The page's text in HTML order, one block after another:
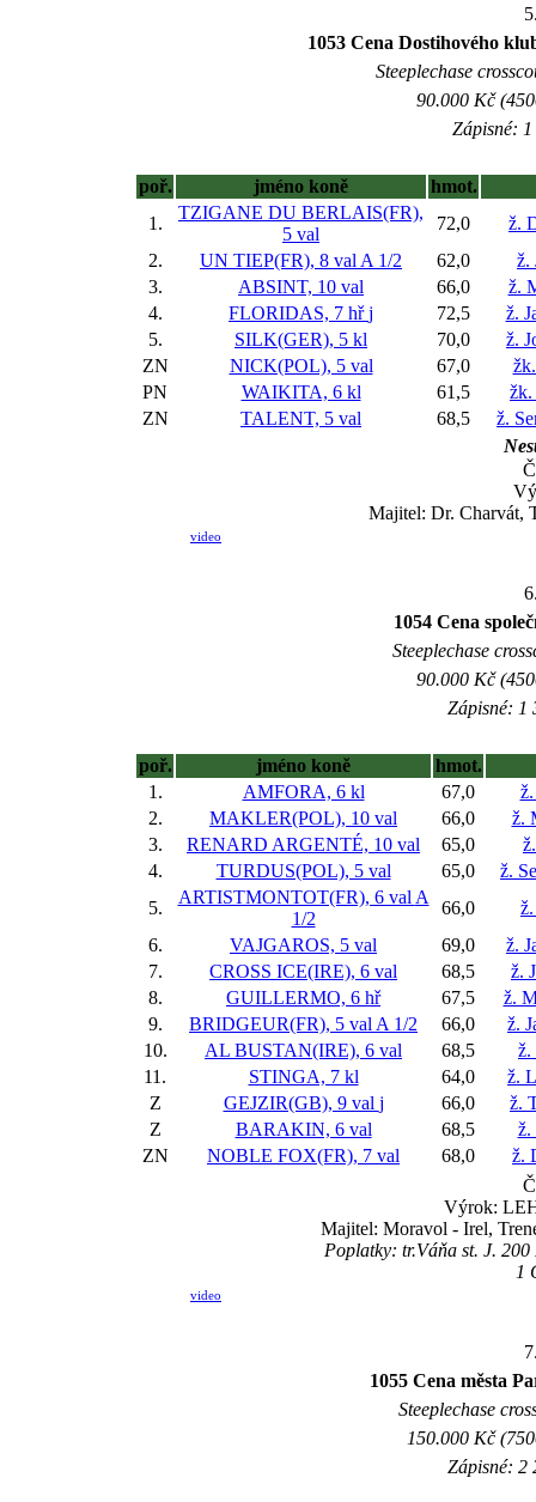
1053 Cena Dostihového
Steeplechase
90.000 Kč
Zápisné:
poř. jméno koně
hmot.
1.
TZIGANE DU BERLAIS(FR),
5 val
72,0
ž.
2.
UN TIEP(FR), 8 val A 1/2 62,0
ž.
3.
ABSINT, 10 val 66,0
ž.
4.
FLORIDAS, 7 hřj 72,5
ž.
5.
SILK(GER), 5 kl 70,0
ž.
ZN
NICK(POL), 5 val 67,0
PN
WAIKITA, 6 kl 61,5
žk.
ZN
TALENT, 5 val 68,5
ž.
Majitel: Dr. Charvát,
video
1054 Cena
Steeplechase
90.000 Kč
Zápisné: 1
poř. jméno koně
hmot.
1.
AMFORA, 6 kl 67,0
2.
MAKLER(POL), 10 val 66,0
ž.
3.
RENARD ARGENTÉ, 10 val 65,0
4.
TURDUS(POL), 5 val 65,0
ž.
5.
ARTISTMONTOT(FR), 6 val A
1/2
66,0
6.
VAJGAROS, 5 val 69,0
ž.
7.
CROSS ICE(IRE), 6 val 68,5
ž.
8.
GUILLERMO, 6 hř 67,5
ž.
9.
BRIDGEUR(FR), 5 val A 1/2 66,0
ž.
10.
AL BUSTAN(IRE), 6 val 68,5
ž.
11.
STINGA, 7 kl 64,0
ž.
Z
GEJZIR(GB), 9 val j 66,0
ž.
Z
BARAKIN, 6 val 68,5
ž.
ZN
NOBLE FOX(FR), 7 val 68,0
ž.
Výrok:
Majitel: Moravol - Irel,
Poplatky: tr.Váňa st. J.
1
video
1055 Cena města
Steeplechase
150.000 Kč
Zápisné: 2